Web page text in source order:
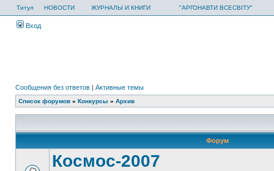
Титул НОВОСТИ ЖУРНАЛЫ И КНИГИ "АРГОНАВТИ ВСЕСВІТУ"
Вход
Сообщения без ответов | Активные темы
Список форумов » Конкурсы » Архив
Форум
Космос-2007